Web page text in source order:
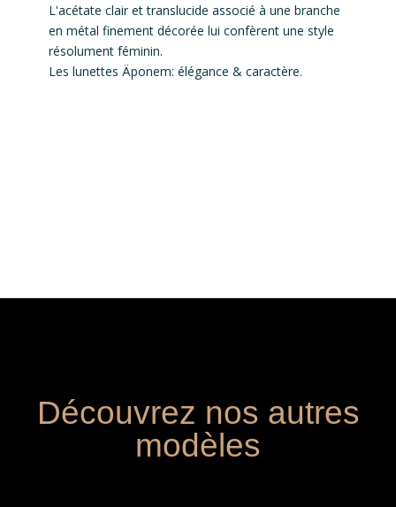
L'acétate clair et translucide associé à une branche
en métal finement décorée lui confèrent une style
résolument féminin.
Les lunettes Äponem: élégance & caractère.
Découvrez nos autres
modèles